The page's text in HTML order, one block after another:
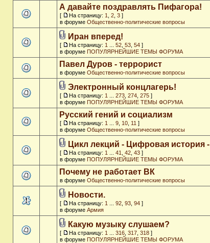
А давайте поздравлять Пифагора!
[ На страницу: 1 2 3 ]
в форуме Общественно-политические вопросы
Иран вперед!
[ На страницу: 1 52 53 54 ]
в форуме ПОПУЛЯРНЕЙШИЕ ТЕМЫ ФОРУМА
Павел Дуров - террорист
в форуме Общественно-политические вопросы
Электронный концлагерь!
[ На страницу: 1 273 274 275 ]
в форуме ПОПУЛЯРНЕЙШИЕ ТЕМЫ ФОРУМА
Русский гений и социализм
[ На страницу: 1 9 10 11 ]
в форуме Общественно-политические вопросы
Цикл лекций - Цифровая история -
[ На страницу: 1 41 42 43 ]
в форуме ПОПУЛЯРНЕЙШИЕ ТЕМЫ ФОРУМА
Почему не работает ВК
в форуме Общественно-политические вопросы
Новости.
[ На страницу: 1 92 93 94 ]
в форуме Армия
Какую музыку слушаем?
[ На страницу: 1 316 317 318 ]
в форуме ПОПУЛЯРНЕЙШИЕ ТЕМЫ ФОРУМА